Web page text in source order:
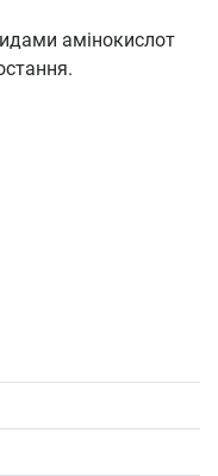
амінокислот